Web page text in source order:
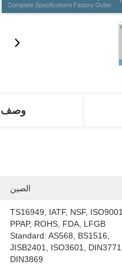
وصف
الصين
TS16949, IATF, NSF, ISO9001,
PPAP, ROHS, FDA, LFGB
Standard: AS568, BS1516,
JISB2401, ISO3601, DIN3771,
DIN3869